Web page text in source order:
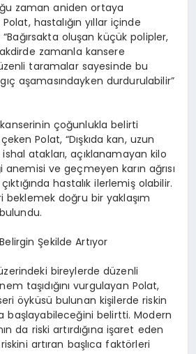
zaman aniden ortaya
Polat, hastalığın yıllar içinde
oluşan küçük polipler,
zamanla kansere
taramalar sayesinde bu
aşamasındayken durdurulabilir”
çoğunlukla belirti
Polat, “Dışkıda kan, uzun
ishal atakları, açıklanamayan kilo
anemisi ve geçmeyen karın ağrısı
hastalık ilerlemiş olabilir.
beklemek doğru bir yaklaşım
Şekilde Artıyor
bireylerde düzenli
taşıdığını vurgulayan Polat,
öyküsü bulunan kişilerde riskin
başlayabileceğini belirtti. Modern
da riski artırdığına işaret eden
artıran başlıca faktörleri